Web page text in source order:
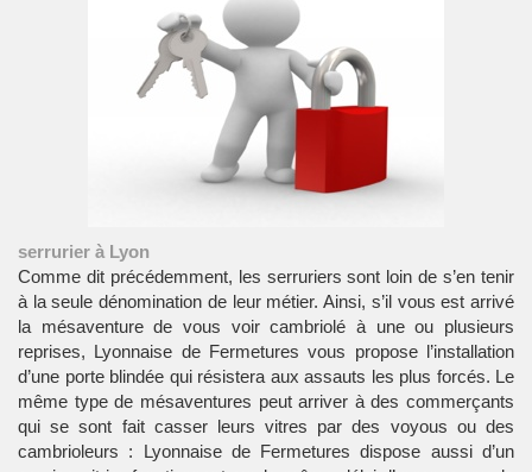
serrurier à Lyon
Comme dit précédemment, les serruriers sont loin de s’en tenir
à la seule dénomination de leur métier. Ainsi, s’il vous est arrivé
la mésaventure de vous voir cambriolé à une ou plusieurs
reprises, Lyonnaise de Fermetures vous propose l’installation
d’une porte blindée qui résistera aux assauts les plus forcés. Le
même type de mésaventures peut arriver à des commerçants
qui se sont fait casser leurs vitres par des voyous ou des
cambrioleurs : Lyonnaise de Fermetures dispose aussi d’un